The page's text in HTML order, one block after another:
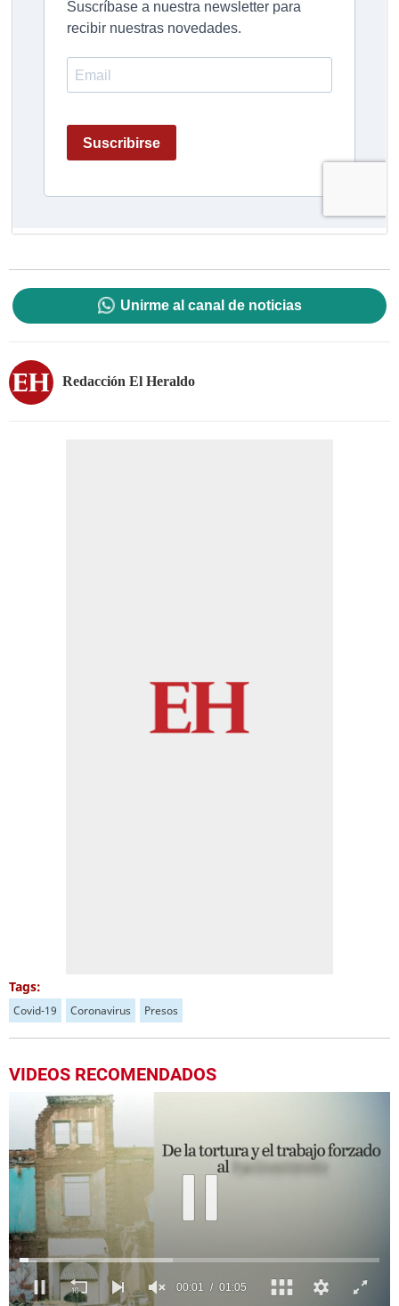
Unirme al canal de noticias
Redacción El Heraldo
Tags:
Covid-19 Coronavirus Presos
VIDEOS RECOMENDADOS